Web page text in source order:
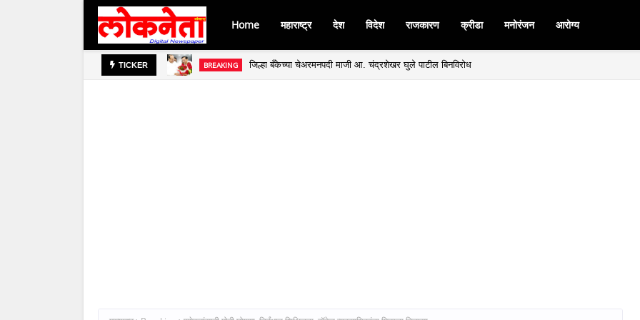
Home महाराष्ट्र देश विदेश राजकारण क्रीडा मनोरंजन आरोग्य
TICKER
BREAKING
BREAKING बाजार समित्यांच्या बळकटीकरणांसाठी निधी देणार - उपमुख्यमंत्री अजित पवार